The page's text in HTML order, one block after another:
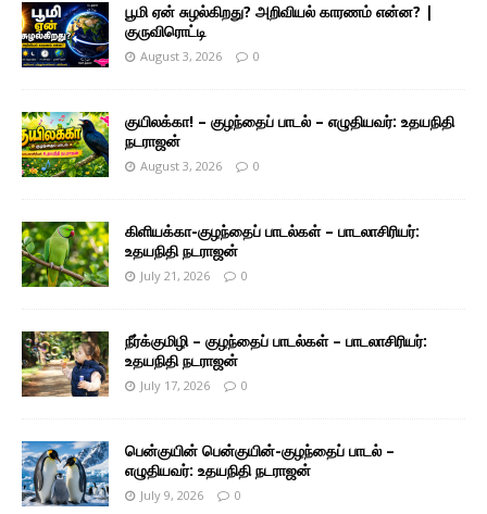
பூமி ஏன் சுழல்கிறது? அறிவியல் காரணம் என்ன? |
குருவிரொட்டி
August 3, 2026 0
குயிலக்கா! – குழந்தைப் பாடல் – எழுதியவர்: உதயநிதி
நடராஜன்
August 3, 2026 0
கிளியக்கா-குழந்தைப் பாடல்கள் – பாடலாசிரியர்:
உதயநிதி நடராஜன்
July 21, 2026 0
நீர்க்குமிழி – குழந்தைப் பாடல்கள் – பாடலாசிரியர்:
உதயநிதி நடராஜன்
July 17, 2026 0
பென்குயின் பென்குயின்-குழந்தைப் பாடல் –
எழுதியவர்: உதயநிதி நடராஜன்
July 9, 2026 0